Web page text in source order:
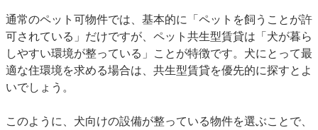
通常のペット可物件では、基本的に「ペットを飼うことが許
可されている」だけですが、ペット共生型賃貸は「犬が暮ら
しやすい環境が整っている」ことが特徴です。犬にとって最
適な住環境を求める場合は、共生型賃貸を優先的に探すとよ
いでしょう。
このように、犬向けの設備が整っている物件を選ぶことで、